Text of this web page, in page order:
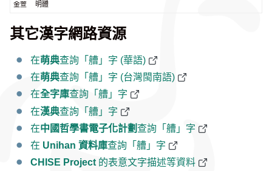
金萱
明體
其它漢字網路資源
在萌典查詢「艚」字 (華語)
在萌典查詢「艚」字 (台灣閩南語)
在全字庫查詢「艚」字
在漢典查詢「艚」字
在中國哲學書電子化計劃查詢「艚」字
在 Unihan 資料庫查詢「艚」字
CHISE Project 的表意文字描述等資料